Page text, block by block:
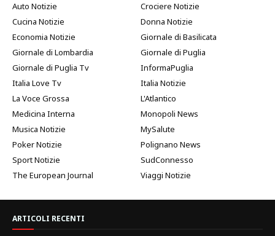
Auto Notizie
Crociere Notizie
Cucina Notizie
Donna Notizie
Economia Notizie
Giornale di Basilicata
Giornale di Lombardia
Giornale di Puglia
Giornale di Puglia Tv
InformaPuglia
Italia Love Tv
Italia Notizie
La Voce Grossa
L'Atlantico
Medicina Interna
Monopoli News
Musica Notizie
MySalute
Poker Notizie
Polignano News
Sport Notizie
SudConnesso
The European Journal
Viaggi Notizie
ARTICOLI RECENTI